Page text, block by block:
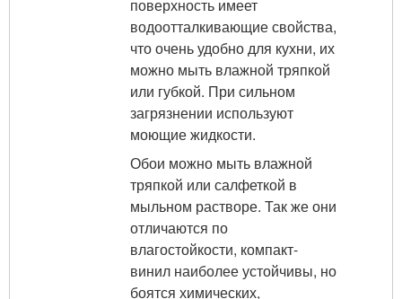
поверхность имеет
водоотталкивающие свойства,
что очень удобно для кухни, их
можно мыть влажной тряпкой
или губкой. При сильном
загрязнении используют
моющие жидкости.
Обои можно мыть влажной
тряпкой или салфеткой в
мыльном растворе. Так же они
отличаются по
влагостойкости, компакт-
винил наиболее устойчивы, но
боятся химических,